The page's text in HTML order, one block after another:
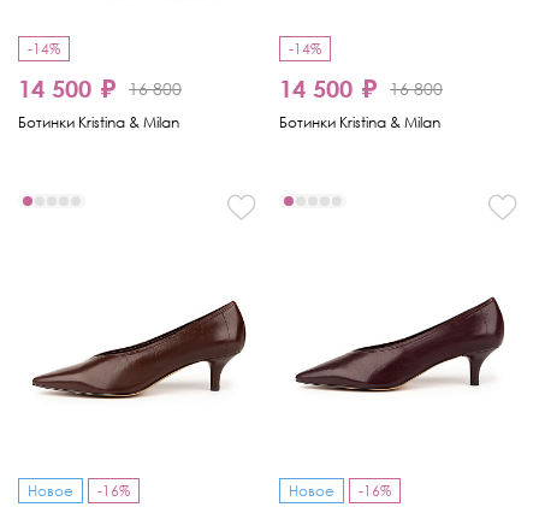
-14%
14 500 ₽ 16 800
Ботинки Kristina & Milan
-14%
14 500 ₽ 16 800
Ботинки Kristina & Milan
Новое -16% Новое -16%